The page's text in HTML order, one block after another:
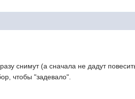
снимут (а сначала не дадут
чтобы "задевало".